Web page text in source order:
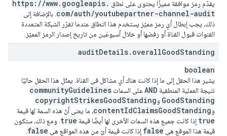
يقدّم رمز موافقة مميزًا يحتوي على نطاق
https: //www. googleapis.
com/auth/youtubepartner-channel-audit
. بالإضافة إلى
ذلك، يجب إبطال أي رمز مميّز يستخدم هذا النطاق عندما تقرّر الشبكة المتعددة
القنوات قبول القناة أو رفضها أو خلال أسبوعَين من تاريخ إصدار الرمز المميّز.
auditDetails. overallGoodStanding
boolean
يشير هذا الحقل إلى ما إذا كانت هناك أي مشاكل في القناة. يمثّل هذا الحقل حاليًا
نتيجة العملية المنطقية ANDعلى السمات communityGuidelines
GoodStanding و copyrightStrikesGoodStanding
و contentIdClaimsGoodStanding ، ما يعني أنّ هذه السمة لها قيمة
true إذا كانت جميع هذه السمات الأخرى لها أيضًا قيمة true . ومع ذلك، ستكون
قيمة هذا الموقع هي false إذا كانت قيمة أيّ من هذه المواقع هي false